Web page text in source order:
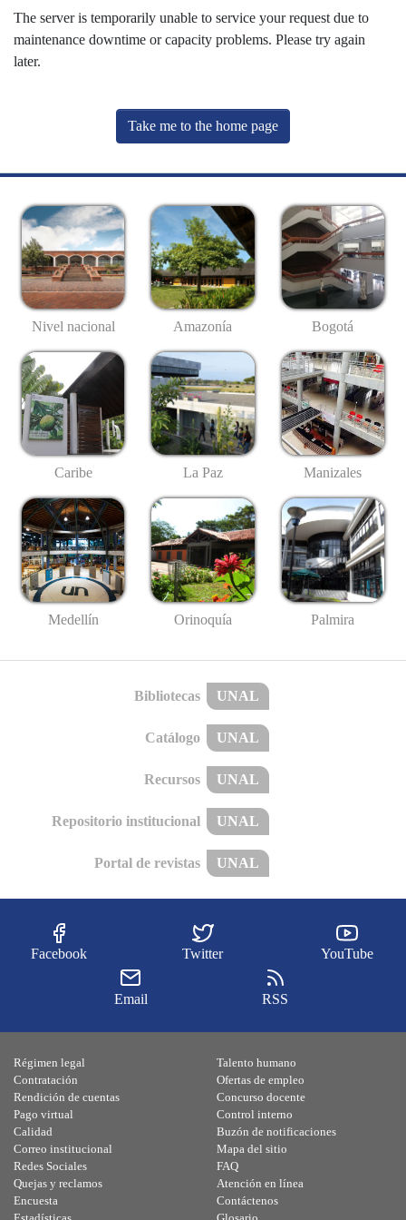
The server is temporarily unable to service your request due to
maintenance downtime or capacity problems. Please try again
later.
Take me to the home page
Nivel nacional Amazonía Bogotá
Caribe La Paz Manizales
Medellín Orinoquía Palmira
Bibliotecas UNAL
Catálogo UNAL
Recursos UNAL
Repositorio institucional UNAL
Portal de revistas UNAL
Facebook Twitter YouTube
Email RSS
Régimen legal
Contratación
Rendición de cuentas
Pago virtual
Calidad
Talento humano
Ofertas de empleo
Concurso docente
Control interno
Buzón de notificaciones
Correo institucional
Redes Sociales
Quejas y reclamos
Encuesta
Mapa del sitio
FAQ
Atención en línea
Contáctenos